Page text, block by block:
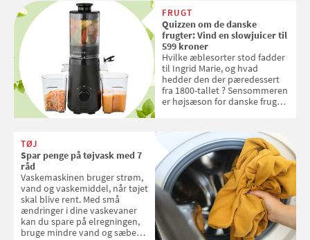
FRUGT
Quizzen om de danske
frugter: Vind en slowjuicer til
599 kroner
Hvilke æblesorter stod fadder
til Ingrid Marie, og hvad
hedder den der pæredessert
fra 1800-tallet ? Sensommeren
er højsæson for danske fruger,
favoritter. Det fejrer Samvirke
med en quiz om alt det danske
frugt, vi elsker. Konkurrencen
slutter fredag d. 18. september
2026
TØJ
Spar penge på tøjvask med 7
råd
Vaskemaskinen bruger strøm,
vand og vaskemiddel, når tøjet
skal blive rent. Med små
ændringer i dine vaskevaner
kan du spare på elregningen,
bruge mindre vand og sæbe